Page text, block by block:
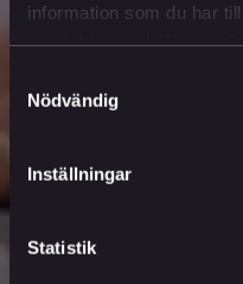
information som du har
Nödvändig
Inställningar
Statistik